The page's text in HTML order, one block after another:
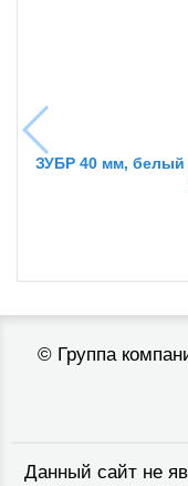
ЗУБР 40 мм, белый
© Группа
Данный сайт не